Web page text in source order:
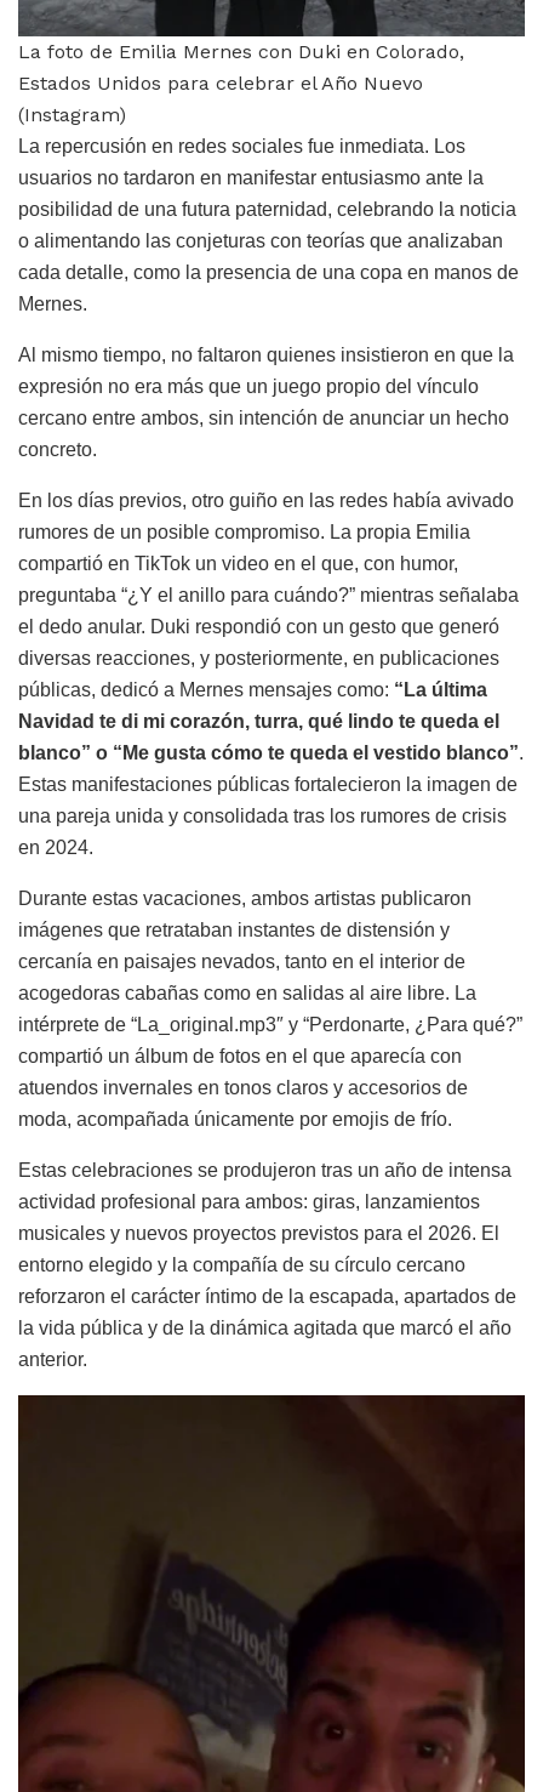
La foto de Emilia Mernes con Duki en Colorado,
Estados Unidos para celebrar el Año Nuevo
(Instagram)
La repercusión en redes sociales fue inmediata. Los
usuarios no tardaron en manifestar entusiasmo ante la
posibilidad de una futura paternidad, celebrando la noticia
o alimentando las conjeturas con teorías que analizaban
cada detalle, como la presencia de una copa en manos de
Mernes.
Al mismo tiempo, no faltaron quienes insistieron en que la
expresión no era más que un juego propio del vínculo
cercano entre ambos, sin intención de anunciar un hecho
concreto.
En los días previos, otro guiño en las redes había avivado
rumores de un posible compromiso. La propia Emilia
compartió en TikTok un video en el que, con humor,
preguntaba “¿Y el anillo para cuándo?” mientras señalaba
el dedo anular. Duki respondió con un gesto que generó
diversas reacciones, y posteriormente, en publicaciones
públicas, dedicó a Mernes mensajes como: “La última
Navidad te di mi corazón, turra, qué lindo te queda el
blanco” o “Me gusta cómo te queda el vestido blanco”.
Estas manifestaciones públicas fortalecieron la imagen de
una pareja unida y consolidada tras los rumores de crisis
en 2024.
Durante estas vacaciones, ambos artistas publicaron
imágenes que retrataban instantes de distensión y
cercanía en paisajes nevados, tanto en el interior de
acogedoras cabañas como en salidas al aire libre. La
intérprete de “La_original.mp3″ y “Perdonarte, ¿Para qué?”
compartió un álbum de fotos en el que aparecía con
atuendos invernales en tonos claros y accesorios de
moda, acompañada únicamente por emojis de frío.
Estas celebraciones se produjeron tras un año de intensa
actividad profesional para ambos: giras, lanzamientos
musicales y nuevos proyectos previstos para el 2026. El
entorno elegido y la compañía de su círculo cercano
reforzaron el carácter íntimo de la escapada, apartados de
la vida pública y de la dinámica agitada que marcó el año
anterior.